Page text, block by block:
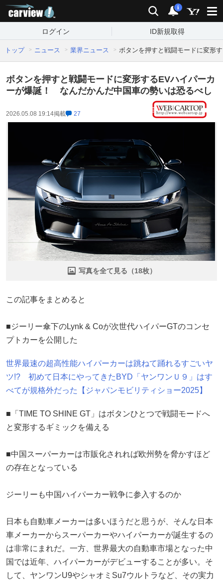
検索 通知
i
ログイン ID新規取得
トップ ニュース 業界ニュース ボタンを押すと戦闘モードに変形
ボタンを押すと戦闘モードに変形するEVハイパーカ
ーが爆誕！ なんだかんだ中国車の勢いは恐るべし
2026.05.08 19:14掲載 27
写真を全て見る（18枚）
この記事をまとめると
■ジーリー傘下のLynk & Coが次世代ハイパーGTのコンセ
プトカーを公開した
世界最速の超高性能ハイパーカーは跳ねて踊れるすごいヤ
ツ!? 初めて日本にやってきたBYD「ヤンワンＵ９」はす
べてが規格外だった【ジャパンモビリティショー2025】
■「TIME TO SHINE GT」はボタンひとつで戦闘モードへ
と変形するギミックを備える
■中国スーパーカーは市販化されれば欧州勢を脅かすほど
の存在となっている
ジーリーも中国ハイパーカー戦争に参入するのか
日本も自動車メーカーは多いほうだと思うが、そんな日本
車メーカーからスーパーカーやハイパーカーが誕生するの
は非常にまれだ。一方、世界最大の自動車市場となった中
国では近年、ハイパーカーがデビューすることが多い。そ
して、ヤンワンU9やシャオミSu7ウルトラなど、その実力